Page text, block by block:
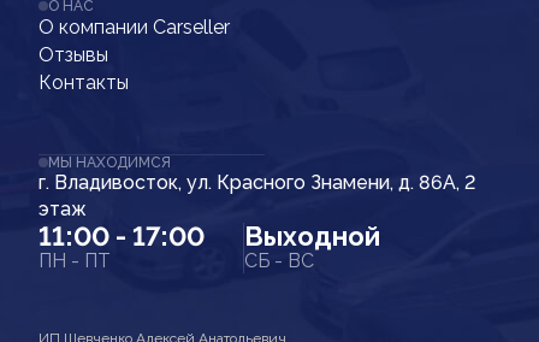
О НАС
О компании Carseller
Отзывы
Контакты
МЫ НАХОДИМСЯ
г. Владивосток, ул. Красного Знамени, д. 86А, 2
этаж
11:00 - 17:00
ПН - ПТ
Выходной
СБ - ВС
ИП Шевченко Алексей Анатольевич